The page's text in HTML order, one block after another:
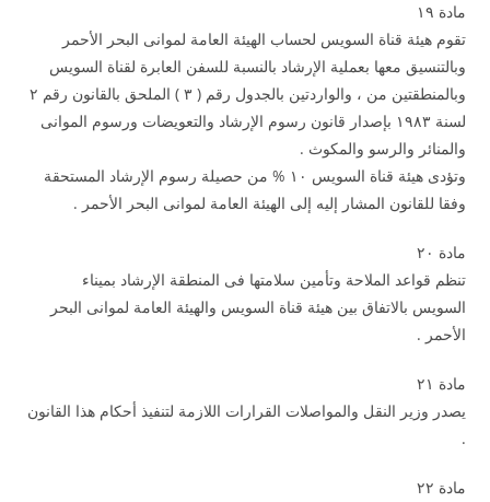
مادة ۱۹
تقوم هيئة قناة السويس لحساب الهيئة العامة لموانى البحر الأحمر
وبالتنسيق معها بعملية الإرشاد بالنسبة للسفن العابرة لقناة السويس
وبالمنطقتين من ، والواردتين بالجدول رقم ( ۳ ) الملحق بالقانون رقم ۲
لسنة ۱۹۸۳ بإصدار قانون رسوم الإرشاد والتعويضات ورسوم الموانى
والمنائر والرسو والمكوث .
وتؤدى هيئة قناة السويس ۱۰ % من حصيلة رسوم الإرشاد المستحقة
وفقا للقانون المشار إليه إلى الهيئة العامة لموانى البحر الأحمر .
مادة ۲۰
تنظم قواعد الملاحة وتأمين سلامتها فى المنطقة الإرشاد بميناء
السويس بالاتفاق بين هيئة قناة السويس والهيئة العامة لموانى البحر
الأحمر .
مادة ۲۱
يصدر وزير النقل والمواصلات القرارات اللازمة لتنفيذ أحكام هذا القانون
.
مادة ۲۲